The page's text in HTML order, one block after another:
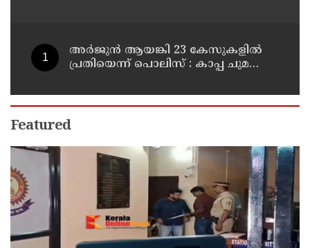
അര്‍ജുന്‍ ആയങ്കി 23 കേസുകളില്‍
പ്രതിയെന്ന് പൊലിസ് : കാപ്പ ചുമത്തി
Featured